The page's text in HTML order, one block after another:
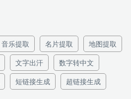
音乐提取 名片提取 地图提取
文字出汗 数字转中文
短链接生成 超链接生成